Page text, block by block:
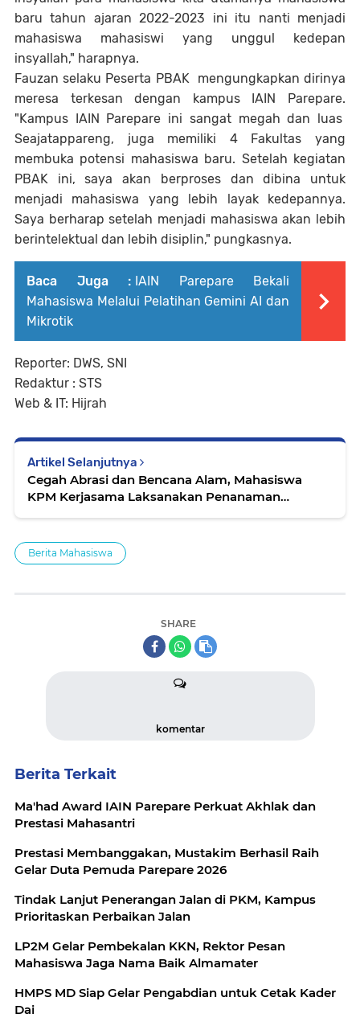
baru tahun ajaran 2022-2023 ini itu nanti menjadi
mahasiswa mahasiswi yang unggul kedepan
insyallah," harapnya.
Fauzan selaku Peserta PBAK mengungkapkan dirinya
meresa terkesan dengan kampus IAIN Parepare.
"Kampus IAIN Parepare ini sangat megah dan luas
Seajatappareng, juga memiliki 4 Fakultas yang
membuka potensi mahasiswa baru. Setelah kegiatan
PBAK ini, saya akan berproses dan dibina untuk
menjadi mahasiswa yang lebih layak kedepannya.
Saya berharap setelah menjadi mahasiswa akan lebih
berintelektual dan lebih disiplin," pungkasnya.
Baca Juga : IAIN Parepare Bekali
Mahasiswa Melalui Pelatihan Gemini AI dan
Mikrotik
Reporter: DWS, SNI
Redaktur : STS
Web & IT: Hijrah
Artikel Selanjutnya
Cegah Abrasi dan Bencana Alam, Mahasiswa
KPM Kerjasama Laksanakan Penanaman
Berita Mahasiswa
SHARE
komentar
Berita Terkait
Ma'had Award IAIN Parepare Perkuat Akhlak dan
Prestasi Mahasantri
Prestasi Membanggakan, Mustakim Berhasil Raih
Gelar Duta Pemuda Parepare 2026
Tindak Lanjut Penerangan Jalan di PKM, Kampus
Prioritaskan Perbaikan Jalan
LP2M Gelar Pembekalan KKN, Rektor Pesan
Mahasiswa Jaga Nama Baik Almamater
HMPS MD Siap Gelar Pengabdian untuk Cetak Kader
Dai